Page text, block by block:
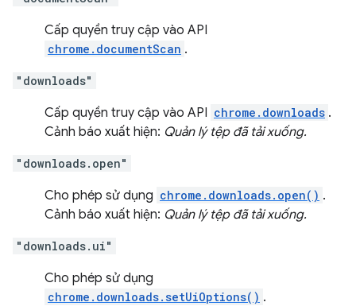
Cấp quyền truy cập vào API
chrome.documentScan .
"downloads"
Cấp quyền truy cập vào API chrome.downloads .
Cảnh báo xuất hiện: Quản lý tệp đã tải xuống.
"downloads.open"
Cho phép sử dụng chrome.downloads.open() .
Cảnh báo xuất hiện: Quản lý tệp đã tải xuống.
"downloads.ui"
Cho phép sử dụng
chrome.downloads.setUiOptions() .